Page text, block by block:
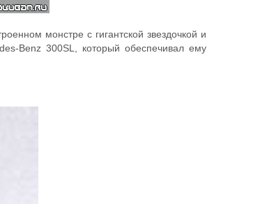
монстре с гигантской звездочкой и
Benz 300SL, который обеспечивал ему